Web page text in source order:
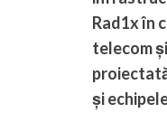
Rad1x în
telecom
și